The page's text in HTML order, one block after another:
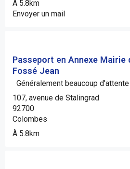
À 5.8km
Envoyer un mail
Passeport en Annexe Mairie
Fossé Jean
Généralement beaucoup d'attente
107, avenue de Stalingrad
92700
Colombes
À 5.8km